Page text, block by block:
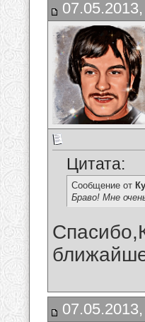
Цитата:
Сообщение от
Браво! Мне